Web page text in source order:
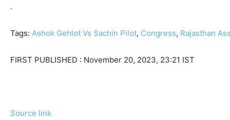
.
Tags: Ashok Gehlot Vs Sachin Pilot, Congress, Rajasthan
FIRST PUBLISHED : November 20, 2023, 23:21 IST
Source link